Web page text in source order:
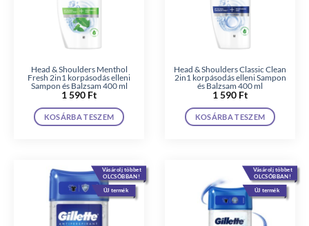
Head & Shoulders Menthol
Fresh 2in1 korpásodás elleni
Sampon és Balzsam 400 ml
1 590 Ft
KOSÁRBA TESZEM
Head & Shoulders Classic Clean
2in1 korpásodás elleni Sampon
és Balzsam 400 ml
1 590 Ft
KOSÁRBA TESZEM
Vásárolj többet
OLCSÓBBAN!
ÚJ termék
Vásárolj többet
OLCSÓBBAN!
ÚJ termék